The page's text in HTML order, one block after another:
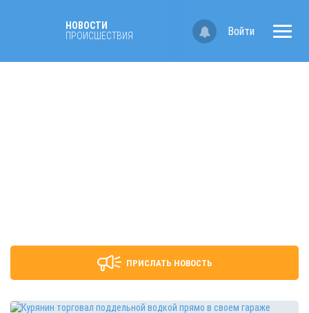
НОВОСТИ
ПРОИСШЕСТВИЯ
Войти
ПРИСЛАТЬ НОВОСТЬ